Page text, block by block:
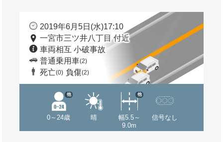
2019年6月5日(水)17:10
一宮市三ツ井八丁目 付近
車両相互 小破事故
普通乗用車(2)
死亡(0) 負傷(2)
0～24歳
他
晴
幅5.5～
9.0m
他
信号なし